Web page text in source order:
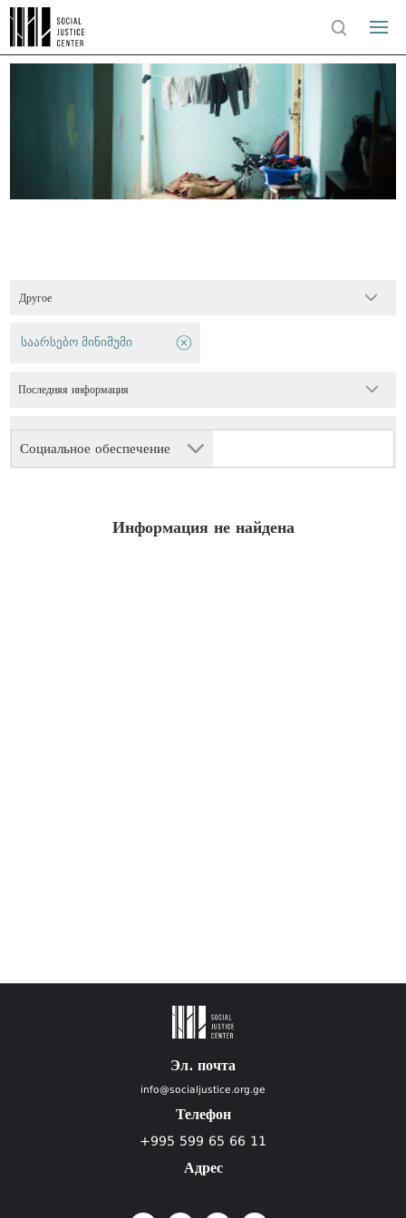
Другое
Социальное обеспечение
საარსებო მინიმუმი
Последняя информация
Информация не найдена
Эл. почта
info@socialjustice.org.ge
Телефон
+995 599 65 66 11
Адрес